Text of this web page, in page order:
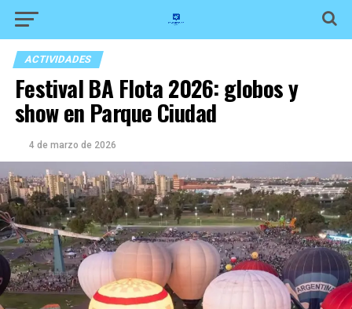
ACTIVIDADES
Festival BA Flota 2026: globos y
show en Parque Ciudad
4 de marzo de 2026